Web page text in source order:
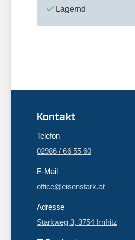
Lagernd
Kontakt
Telefon
02986 / 66 55 60
E-Mail
office@eisenstark.at
Adresse
Starkweg 3, 3754 Irnfritz